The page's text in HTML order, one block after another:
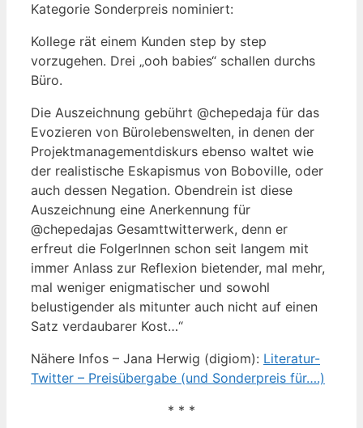
Kategorie Sonderpreis nominiert:
Kollege rät einem Kunden step by step
vorzugehen. Drei „ooh babies“ schallen durchs
Büro.
Die Auszeichnung gebührt @chepedaja für das
Evozieren von Bürolebenswelten, in denen der
Projektmanagementdiskurs ebenso waltet wie
der realistische Eskapismus von Boboville, oder
auch dessen Negation. Obendrein ist diese
Auszeichnung eine Anerkennung für
@chepedajas Gesamttwitterwerk, denn er
erfreut die FolgerInnen schon seit langem mit
immer Anlass zur Reflexion bietender, mal mehr,
mal weniger enigmatischer und sowohl
belustigender als mitunter auch nicht auf einen
Satz verdaubarer Kost…“
Nähere Infos – Jana Herwig (digiom): Literatur-
Twitter – Preisübergabe (und Sonderpreis für….)
* * *